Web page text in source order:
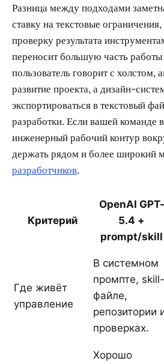
Разница между подходами
ставку на текстовые
проверку результата
переносит большую часть
пользователь говорит с холстом,
развитие проекта, а дизайн-
экспортироваться в текстовый
разработки. Если вашей команде
инженерный рабочий контур
держать рядом и более широкий
разработчиков.
Критерий
OpenAI GPT-
5.4 +
prompt/skill
Где живёт
управление
В системном
промпте, skill-
файле,
репозитории
проверках.
Хорошо